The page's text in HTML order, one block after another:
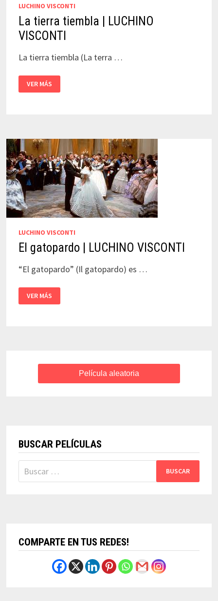
LUCHINO VISCONTI
La tierra tiembla | LUCHINO
VISCONTI
La tierra tiembla (La terra …
TIERRA
TIEMBLA
VER MÁS
LUCHINO VISCONTI
El gatopardo | LUCHINO VISCONTI
“El gatopardo” (Il gatopardo) es …
GATOPARDO
|
VER MÁS
Película aleatoria
BUSCAR PELÍCULAS
Buscar:
COMPARTE EN TUS REDES!